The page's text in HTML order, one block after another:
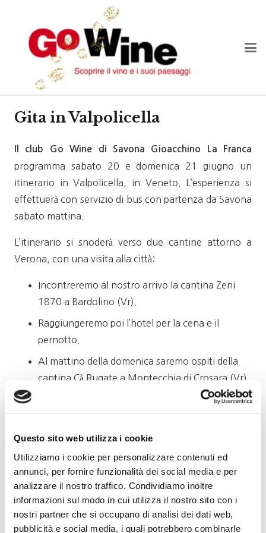
Questo sito web utilizza i cookie
Utilizziamo i cookie per personalizzare contenuti ed
annunci, per fornire funzionalità dei social media e per
analizzare il nostro traffico. Condividiamo inoltre
informazioni sul modo in cui utilizza il nostro sito con i
nostri partner che si occupano di analisi dei dati web,
pubblicità e social media, i quali potrebbero combinarle
Gita in Valpolicella
Il club Go Wine di Savona Gioacchino La Franca
programma sabato 20 e domenica 21 giugno un
itinerario in Valpolicella, in Veneto. L’esperienza si
effettuerà con servizio di bus con partenza da Savona
sabato mattina.
L’itinerario si snoderà verso due cantine attorno a
Verona, con una visita alla città:
Incontreremo al nostro arrivo la cantina Zeni
1870 a Bardolino (Vr).
Raggiungeremo poi l’hotel per la cena e il
pernotto.
Al mattino della domenica saremo ospiti della
cantina Cà Rugate a Montecchia di Crosara (Vr).
Visiteremo la cantina e assaggeremo 5 vini oltre
al Vermouth di Amarone.
A seguire il pranzo in un ristorante in zona, e
poi il rientro verso Savona.
Per l’Hotel è necessario prenotare le camere entro il
12/06/2026. I posti sono limitati; è necessaria la
prenotazionecontattando il Club Go Wine di Savona